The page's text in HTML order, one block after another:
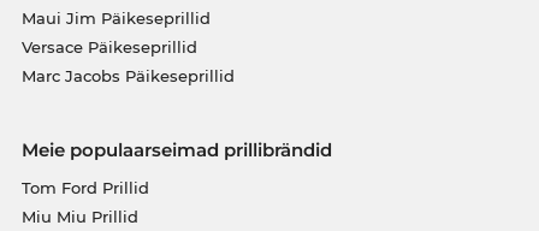
Maui Jim Päikeseprillid
Versace Päikeseprillid
Marc Jacobs Päikeseprillid
Meie populaarseimad prillibrändid
Tom Ford Prillid
Miu Miu Prillid